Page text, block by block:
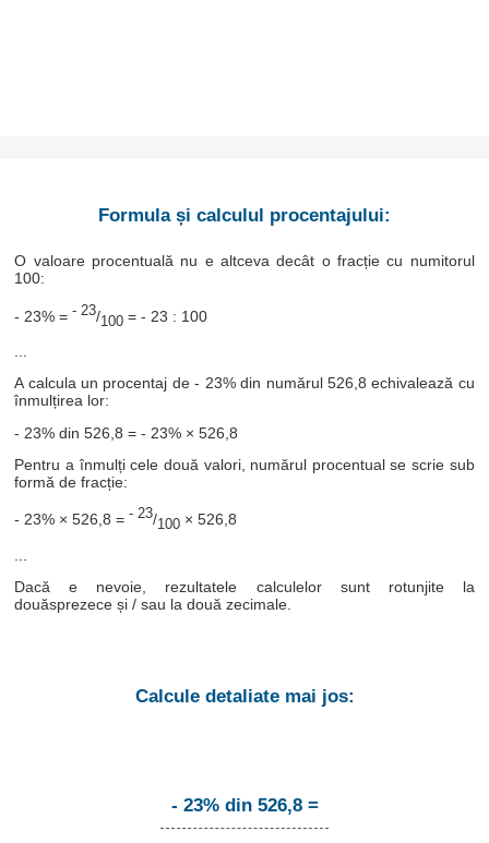
Formula și calculul procentajului:
O valoare procentuală nu e altceva decât o fracție cu numitorul
100:
- 23% =- 23/100 = - 23 : 100
...
A calcula un procentaj de - 23% din numărul 526,8 echivalează cu
înmulțirea lor:
- 23% din 526,8 = - 23% × 526,8
Pentru a înmulți cele două valori, numărul procentual se scrie sub
formă de fracție:
- 23% × 526,8 =- 23/100 × 526,8
Dacă e nevoie, rezultatele calculelor sunt rotunjite la
douăsprezece și / sau la două zecimale.
Calcule detaliate mai jos:
- 23% din 526,8 =